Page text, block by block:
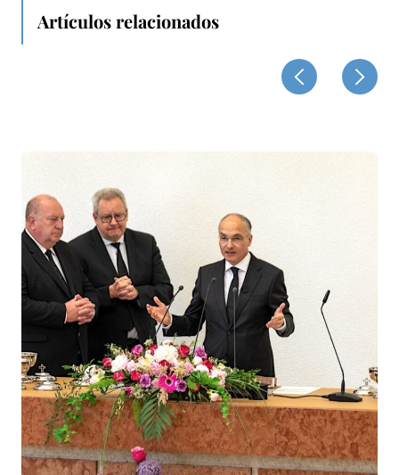
Artículos relacionados